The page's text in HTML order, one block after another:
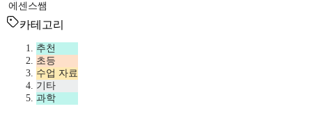
에센스쌤
카테고리
추천
초등
수업 자료
기타
과학